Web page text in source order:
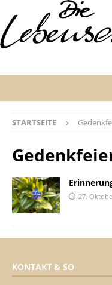
STARTSEITE
27.
KONTAKT & SO